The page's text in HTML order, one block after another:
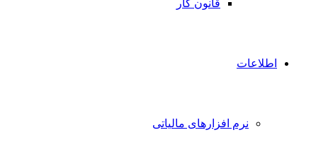
قانون کار
اطلاعات
نرم افزارهای مالیاتی